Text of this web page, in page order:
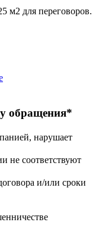
м2 для переговоров.
обращения*
нарушает
не соответствуют
и/или сроки